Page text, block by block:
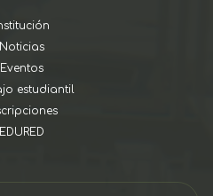
Noticias
Eventos
estudiantil
EDURED